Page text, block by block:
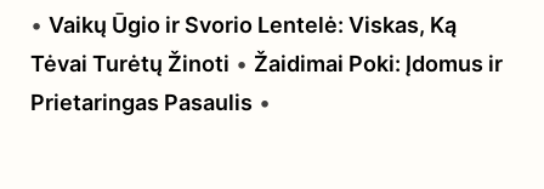
• Vaikų Ūgio ir Svorio Lentelė: Viskas, Ką
Tėvai Turėtų Žinoti • Žaidimai Poki: Įdomus ir
Prietaringas Pasaulis •